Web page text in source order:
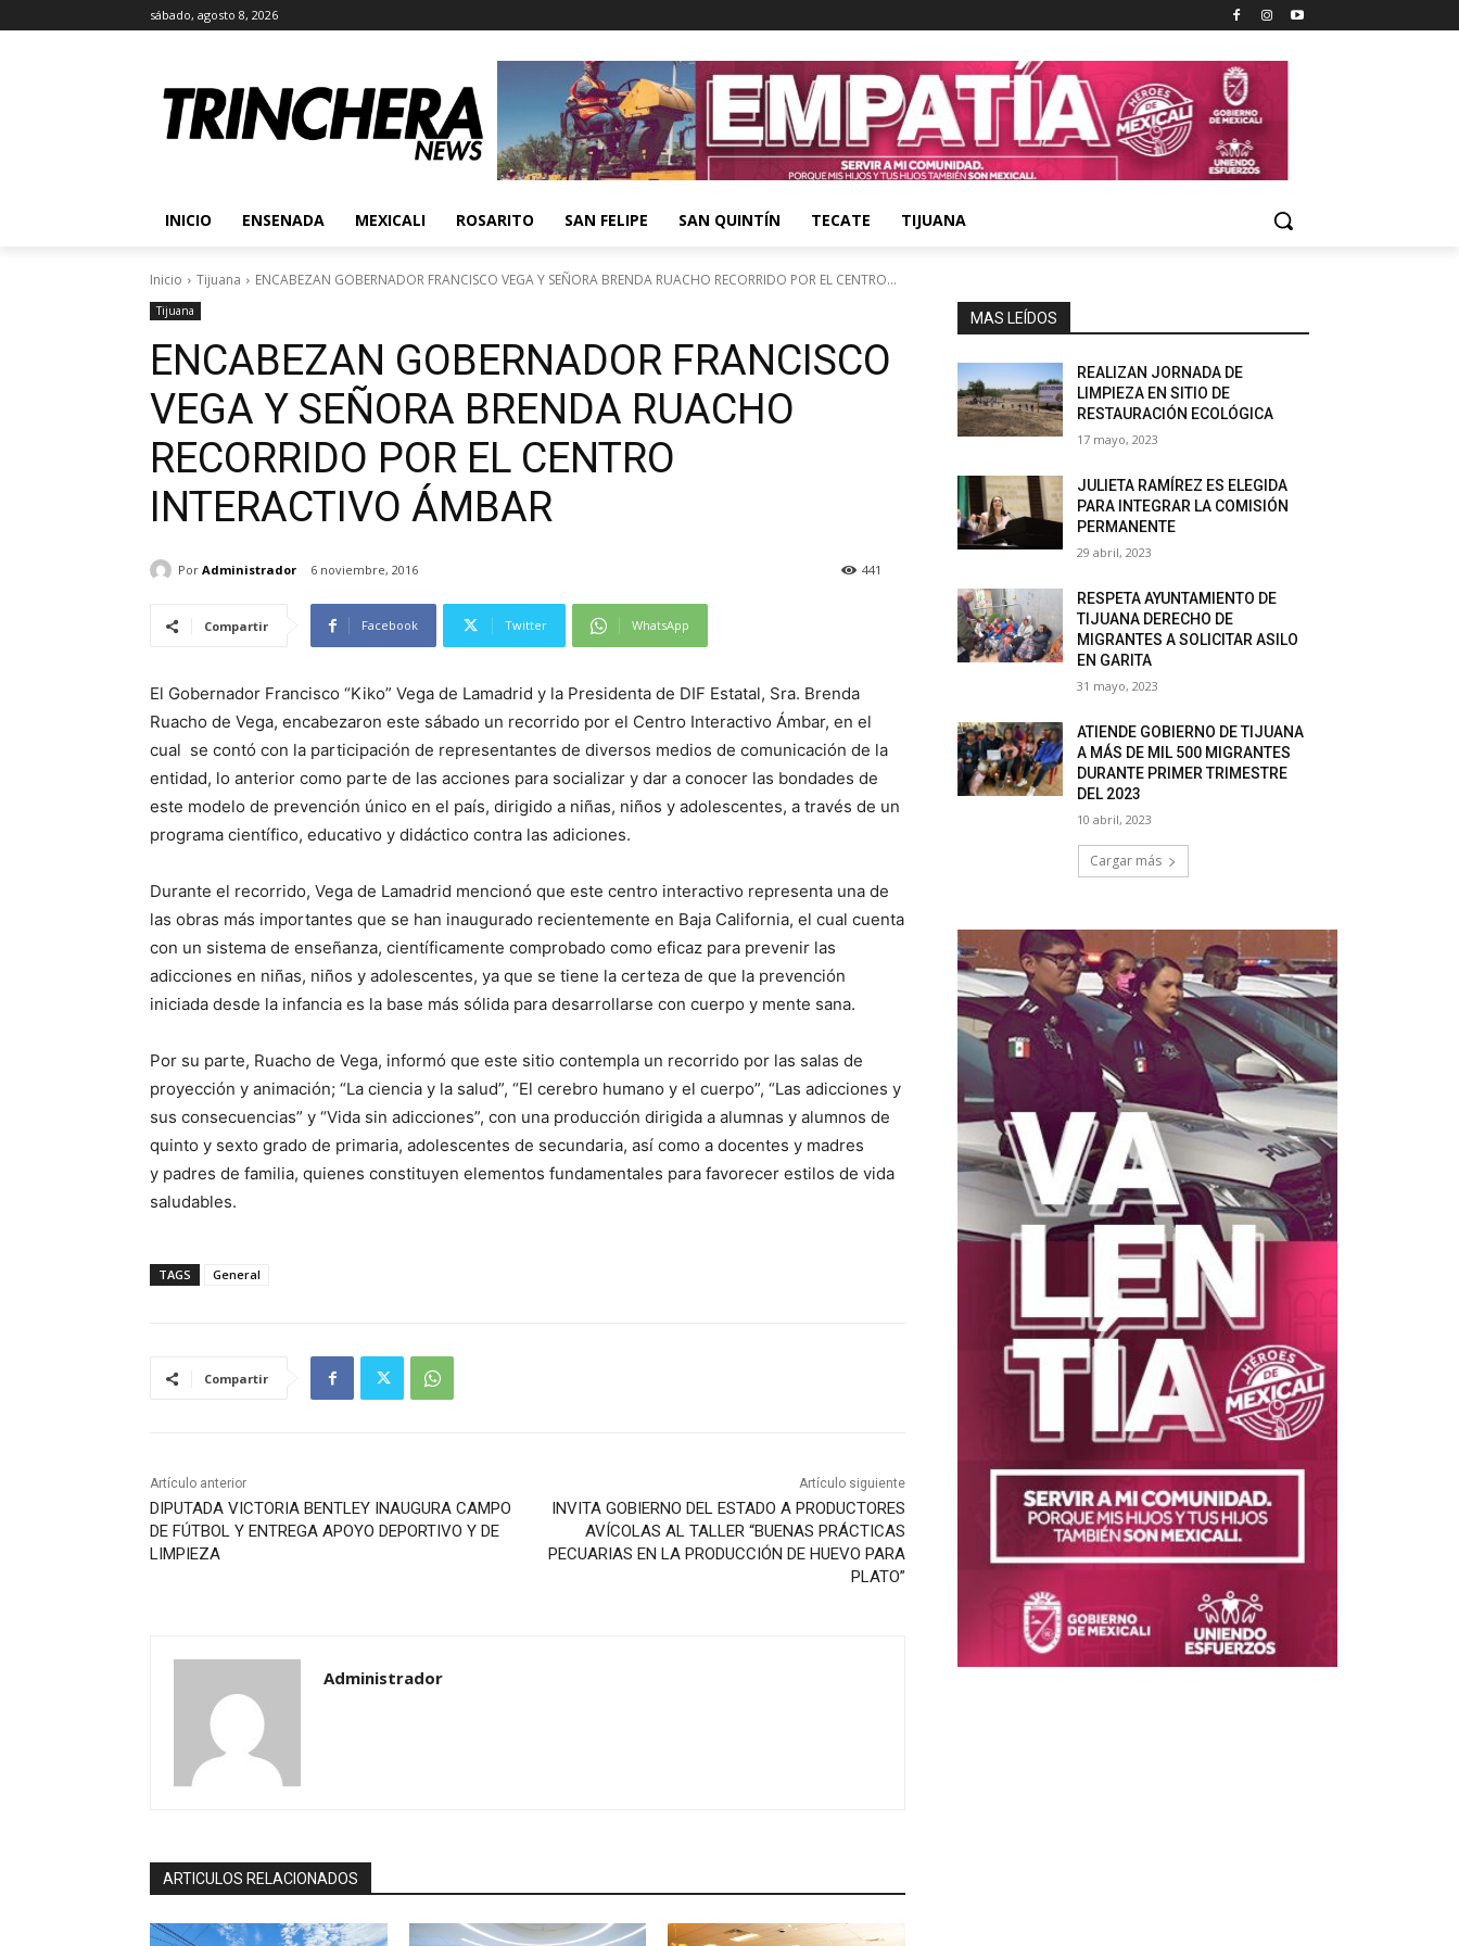
sábado, agosto 8, 2026
INICIO ENSENADA MEXICALI ROSARITO SAN FELIPE SAN QUINTÍN TECATE TIJUANA
Inicio Tijuana ENCABEZAN GOBERNADOR FRANCISCO VEGA Y SEÑORA BRENDA RUACHO RECORRIDO POR EL CENTRO...
Tijuana
ENCABEZAN GOBERNADOR FRANCISCO
VEGA Y SEÑORA BRENDA RUACHO
RECORRIDO POR EL CENTRO
INTERACTIVO ÁMBAR
Por Administrador 6 noviembre, 2016 441
Compartir Facebook Twitter WhatsApp
El Gobernador Francisco “Kiko” Vega de Lamadrid y la Presidenta de DIF Estatal, Sra. Brenda
Ruacho de Vega, encabezaron este sábado un recorrido por el Centro Interactivo Ámbar, en el
cual se contó con la participación de representantes de diversos medios de comunicación de la
entidad, lo anterior como parte de las acciones para socializar y dar a conocer las bondades de
este modelo de prevención único en el país, dirigido a niñas, niños y adolescentes, a través de un
programa científico, educativo y didáctico contra las adiciones.
Durante el recorrido, Vega de Lamadrid mencionó que este centro interactivo representa una de
las obras más importantes que se han inaugurado recientemente en Baja California, el cual cuenta
con un sistema de enseñanza, científicamente comprobado como eficaz para prevenir las
adicciones en niñas, niños y adolescentes, ya que se tiene la certeza de que la prevención
iniciada desde la infancia es la base más sólida para desarrollarse con cuerpo y mente sana.
Por su parte, Ruacho de Vega, informó que este sitio contempla un recorrido por las salas de
proyección y animación; “La ciencia y la salud”, “El cerebro humano y el cuerpo”, “Las adicciones y
sus consecuencias” y “Vida sin adicciones”, con una producción dirigida a alumnas y alumnos de
quinto y sexto grado de primaria, adolescentes de secundaria, así como a docentes y madres
y padres de familia, quienes constituyen elementos fundamentales para favorecer estilos de vida
saludables.
TAGS General
Compartir
Artículo anterior
DIPUTADA VICTORIA BENTLEY INAUGURA CAMPO
DE FÚTBOL Y ENTREGA APOYO DEPORTIVO Y DE
LIMPIEZA
Artículo siguiente
INVITA GOBIERNO DEL ESTADO A PRODUCTORES
AVÍCOLAS AL TALLER “BUENAS PRÁCTICAS
PECUARIAS EN LA PRODUCCIÓN DE HUEVO PARA
PLATO”
Administrador
ARTICULOS RELACIONADOS
MAS LEÍDOS
REALIZAN JORNADA DE
LIMPIEZA EN SITIO DE
RESTAURACIÓN ECOLÓGICA
17 mayo, 2023
JULIETA RAMÍREZ ES ELEGIDA
PARA INTEGRAR LA COMISIÓN
PERMANENTE
29 abril, 2023
RESPETA AYUNTAMIENTO DE
TIJUANA DERECHO DE
MIGRANTES A SOLICITAR ASILO
EN GARITA
31 mayo, 2023
ATIENDE GOBIERNO DE TIJUANA
A MÁS DE MIL 500 MIGRANTES
DURANTE PRIMER TRIMESTRE
DEL 2023
10 abril, 2023
Cargar más